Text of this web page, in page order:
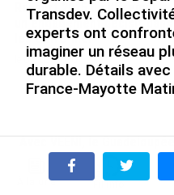
Rapport 2025 de l’Ifremer :
un engagement décisif dans
les Outre-mer
le 07/08/2026
Foy entend participer au
développement tourist...
À la une
Transdev.
experts ont
imaginer un réseau
durable. Détails
France-Mayotte
trajet, développement
déplacements est